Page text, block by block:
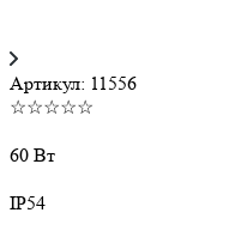
Артикул: 11556
☆☆☆☆☆
60 Вт
IP54